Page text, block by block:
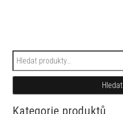
Hledat:
Hledat